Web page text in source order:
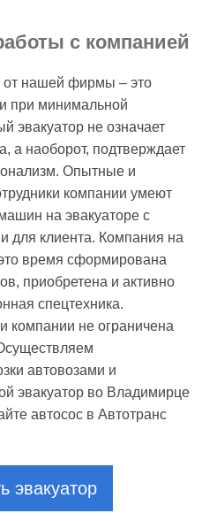
с компанией
от нашей фирмы – это
при минимальной
эвакуатор не означает
а наоборот, подтверждает
Опытные и
компании умеют
на эвакуаторе с
для клиента. Компания на
время сформирована
приобретена и активно
спецтехника.
компании не ограничена
автовозами и
эвакуатор во Владимирце
автосос в Автотранс
эвакуатор